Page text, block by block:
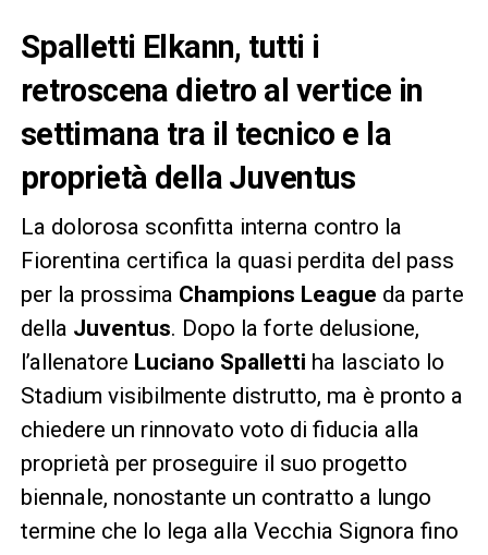
Spalletti Elkann, tutti i
retroscena dietro al vertice in
settimana tra il tecnico e la
proprietà della Juventus
La dolorosa sconfitta interna contro la
Fiorentina certifica la quasi perdita del pass
per la prossima Champions League da parte
della Juventus. Dopo la forte delusione,
l’allenatore Luciano Spalletti ha lasciato lo
Stadium visibilmente distrutto, ma è pronto a
chiedere un rinnovato voto di fiducia alla
proprietà per proseguire il suo progetto
biennale, nonostante un contratto a lungo
termine che lo lega alla Vecchia Signora fino